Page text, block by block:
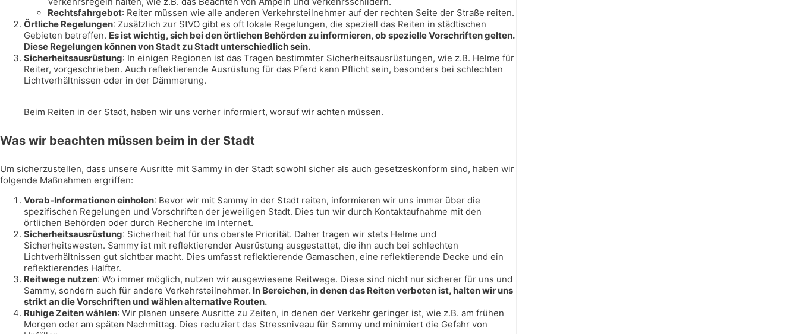
Rechtsfahrgebot: Reiter müssen wie alle anderen Verkehrsteilnehmer auf der rechten Seite der Straße reiten.
Örtliche Regelungen: Zusätzlich zur StVO gibt es oft lokale Regelungen, die speziell das Reiten in städtischen
Gebieten betreffen. Es ist wichtig, sich bei den örtlichen Behörden zu informieren, ob spezielle Vorschriften gelten.
Diese Regelungen können von Stadt zu Stadt unterschiedlich sein.
Sicherheitsausrüstung: In einigen Regionen ist das Tragen bestimmter Sicherheitsausrüstungen, wie z.B. Helme für
Reiter, vorgeschrieben. Auch reflektierende Ausrüstung für das Pferd kann Pflicht sein, besonders bei schlechten
Lichtverhältnissen oder in der Dämmerung.
Beim Reiten in der Stadt, haben wir uns vorher informiert, worauf wir achten müssen.
Was wir beachten müssen beim in der Stadt
Um sicherzustellen, dass unsere Ausritte mit Sammy in der Stadt sowohl sicher als auch gesetzeskonform sind, haben wir
folgende Maßnahmen ergriffen:
Vorab-Informationen einholen: Bevor wir mit Sammy in der Stadt reiten, informieren wir uns immer über die
spezifischen Regelungen und Vorschriften der jeweiligen Stadt. Dies tun wir durch Kontaktaufnahme mit den
örtlichen Behörden oder durch Recherche im Internet.
Sicherheitsausrüstung: Sicherheit hat für uns oberste Priorität. Daher tragen wir stets Helme und
Sicherheitswesten. Sammy ist mit reflektierender Ausrüstung ausgestattet, die ihn auch bei schlechten
Lichtverhältnissen gut sichtbar macht. Dies umfasst reflektierende Gamaschen, eine reflektierende Decke und ein
reflektierendes Halfter.
Reitwege nutzen: Wo immer möglich, nutzen wir ausgewiesene Reitwege. Diese sind nicht nur sicherer für uns und
Sammy, sondern auch für andere Verkehrsteilnehmer. In Bereichen, in denen das Reiten verboten ist, halten wir uns
strikt an die Vorschriften und wählen alternative Routen.
Ruhige Zeiten wählen: Wir planen unsere Ausritte zu Zeiten, in denen der Verkehr geringer ist, wie z.B. am frühen
Morgen oder am späten Nachmittag. Dies reduziert das Stressniveau für Sammy und minimiert die Gefahr von